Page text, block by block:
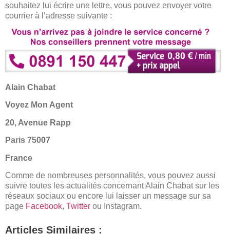
souhaitez lui écrire une lettre, vous pouvez envoyer votre
courrier à l’adresse suivante :
Alain Chabat
Voyez Mon Agent
20, Avenue Rapp
Paris 75007
France
Comme de nombreuses personnalités, vous pouvez aussi
suivre toutes les actualités concernant Alain Chabat sur les
réseaux sociaux ou encore lui laisser un message sur sa
page Facebook, Twitter ou Instagram.
Articles Similaires :